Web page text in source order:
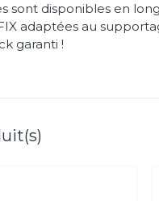
sont disponibles en
adaptées au
garanti !